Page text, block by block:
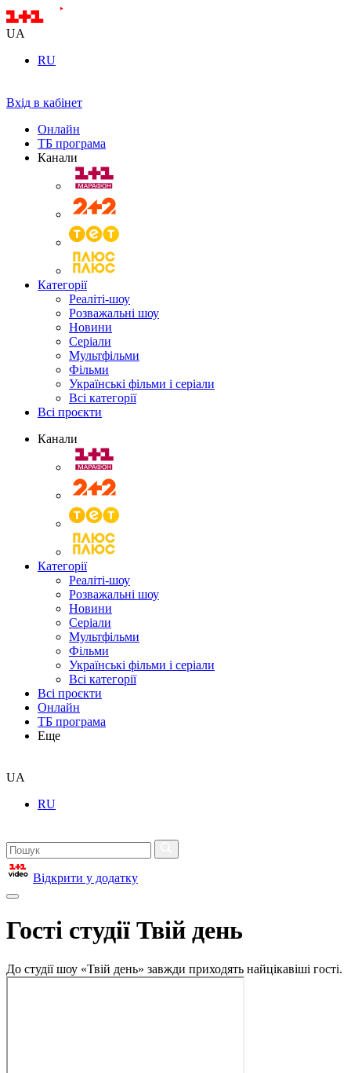
UA
RU
Вхід в кабінет
Онлайн
ТБ програма
Канали
Категорії
Реаліті-шоу
Розважальні шоу
Новини
Серіали
Мультфільми
Фільми
Українські фільми і серіали
Всі категорії
Всі проєкти
Канали
Категорії
Реаліті-шоу
Розважальні шоу
Новини
Серіали
Мультфільми
Фільми
Українські фільми і серіали
Всі категорії
Всі проєкти
Онлайн
ТБ програма
Еще
UA
RU
Відкрити у додатку
Гості студії Твій день
До студії шоу «Твій день» завжди приходять найцікавіші гості.